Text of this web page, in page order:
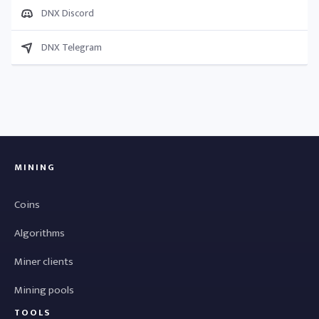
DNX Discord
DNX Telegram
MINING
Coins
Algorithms
Miner clients
Mining pools
TOOLS